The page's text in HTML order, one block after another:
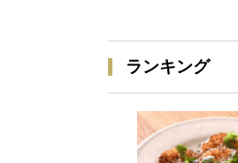
ランキング